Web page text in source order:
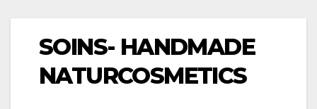
SOINS- HANDMADE
NATURCOSMETICS